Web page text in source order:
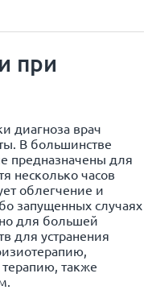
при
диагноза врач
В большинстве
предназначены для
несколько часов
облегчение и
запущенных случаях
для большей
для устранения
также